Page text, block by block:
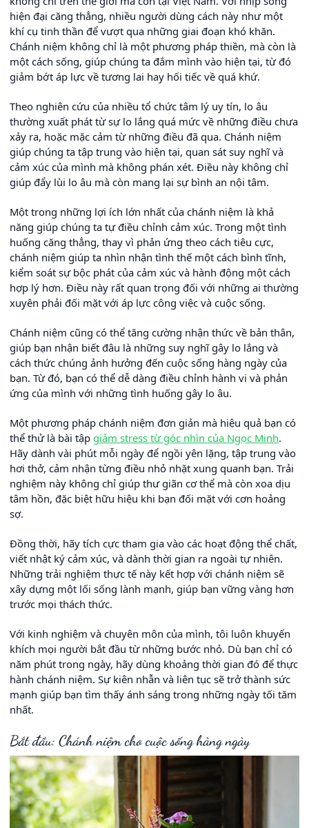
hiện đại căng thẳng, nhiều người dùng cách này như một
khí cụ tinh thần để vượt qua những giai đoạn khó khăn.
Chánh niệm không chỉ là một phương pháp thiền, mà còn là
một cách sống, giúp chúng ta đắm mình vào hiện tại, từ đó
giảm bớt áp lực về tương lai hay hối tiếc về quá khứ.
Theo nghiên cứu của nhiều tổ chức tâm lý uy tín, lo âu
thường xuất phát từ sự lo lắng quá mức về những điều chưa
xảy ra, hoặc mặc cảm từ những điều đã qua. Chánh niệm
giúp chúng ta tập trung vào hiện tại, quan sát suy nghĩ và
cảm xúc của mình mà không phán xét. Điều này không chỉ
giúp đẩy lùi lo âu mà còn mang lại sự bình an nội tâm.
Một trong những lợi ích lớn nhất của chánh niệm là khả
năng giúp chúng ta tự điều chỉnh cảm xúc. Trong một tình
huống căng thẳng, thay vì phản ứng theo cách tiêu cực,
chánh niệm giúp ta nhìn nhận tình thế một cách bình tĩnh,
kiểm soát sự bộc phát của cảm xúc và hành động một cách
hợp lý hơn. Điều này rất quan trọng đối với những ai thường
xuyên phải đối mặt với áp lực công việc và cuộc sống.
Chánh niệm cũng có thể tăng cường nhận thức về bản thân,
giúp bạn nhận biết đâu là những suy nghĩ gây lo lắng và
cách thức chúng ảnh hưởng đến cuộc sống hàng ngày của
bạn. Từ đó, bạn có thể dễ dàng điều chỉnh hành vi và phản
ứng của mình với những tình huống gây lo âu.
Một phương pháp chánh niệm đơn giản mà hiệu quả bạn có
thể thử là bài tập giảm stress từ góc nhìn của Ngọc Minh.
Hãy dành vài phút mỗi ngày để ngồi yên lặng, tập trung vào
hơi thở, cảm nhận từng điều nhỏ nhặt xung quanh bạn. Trải
nghiệm này không chỉ giúp thư giãn cơ thể mà còn xoa dịu
tâm hồn, đặc biệt hữu hiệu khi bạn đối mặt với cơn hoảng
sợ.
Đồng thời, hãy tích cực tham gia vào các hoạt động thể chất,
viết nhật ký cảm xúc, và dành thời gian ra ngoài tự nhiên.
Những trải nghiệm thực tế này kết hợp với chánh niệm sẽ
xây dựng một lối sống lành mạnh, giúp bạn vững vàng hơn
trước mọi thách thức.
Với kinh nghiệm và chuyên môn của mình, tôi luôn khuyến
khích mọi người bắt đầu từ những bước nhỏ. Dù bạn chỉ có
năm phút trong ngày, hãy dùng khoảng thời gian đó để thực
hành chánh niệm. Sự kiên nhẫn và liên tục sẽ trở thành sức
mạnh giúp bạn tìm thấy ánh sáng trong những ngày tối tăm
nhất.
Bắt đầu: Chánh niệm cho cuộc sống hàng ngày